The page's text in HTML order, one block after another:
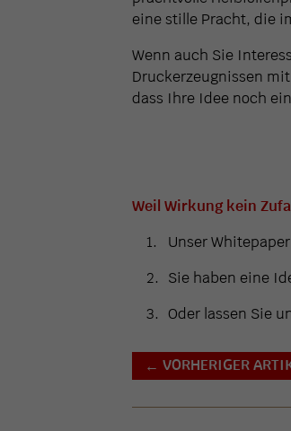
eine stille Pracht, die
Wenn auch Sie
Druckerzeugnissen
dass Ihre Idee noch
Weil Wirkung kein
Unser
Sie haben eine
Oder lassen Sie
← VORHERIGER